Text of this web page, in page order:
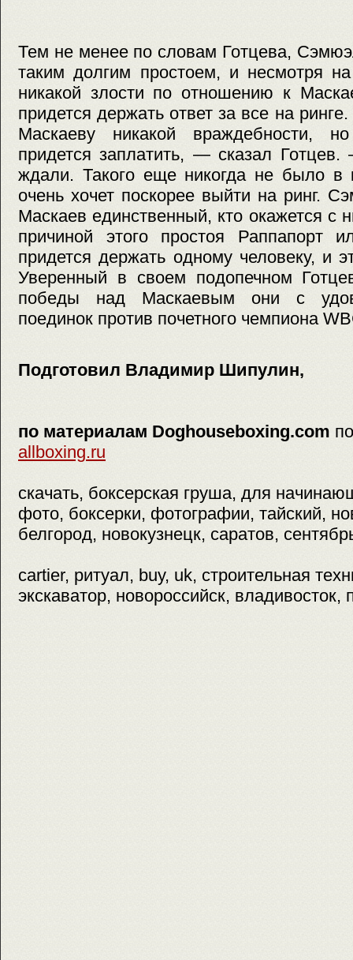
Тем не менее по словам Готцева,
таким долгим простоем, и несмотря
никакой злости по отношению к
придется держать ответ за все на
Маскаеву никакой враждебности,
придется заплатить, — сказал
ждали. Такого еще никогда не было
очень хочет поскорее выйти на ринг.
Маскаев единственный, кто окажется с
причиной этого простоя Раппапорт
придется держать одному человеку, и
Уверенный в своем подопечном
победы над Маскаевым они с
поединок против почетного чемпиона
Подготовил Владимир Шипулин,
по материалам Doghouseboxing.com
allboxing.ru
скачать, боксерская груша, для
фото, боксерки, фотографии, тайский,
белгород, новокузнецк, саратов,
cartier, ритуал, buy, uk, строительная
экскаватор, новороссийск, владивосток,